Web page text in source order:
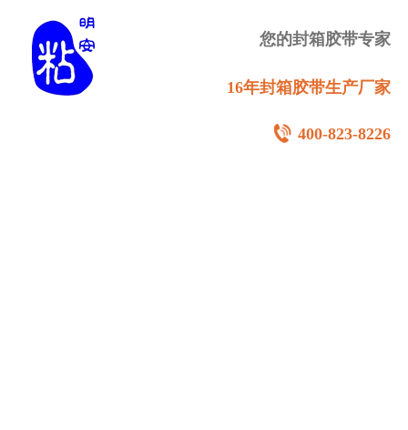
您的封箱胶带专家
16年封箱胶带生产厂家
400-823-8226